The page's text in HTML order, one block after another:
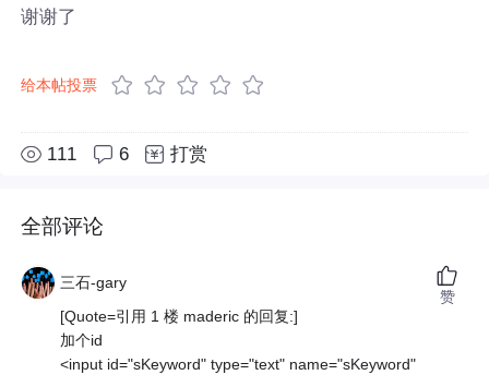
谢谢了
给本帖投票
111 6 打赏
全部评论
三石-gary
[Quote=引用 1 楼 maderic 的回复:]
加个id
<input id="sKeyword" type="text" name="sKeyword"
赞